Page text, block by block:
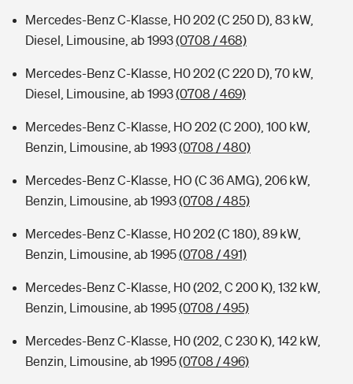
Mercedes-Benz C-Klasse, H0 202 (C 250 D), 83 kW,
Diesel, Limousine, ab 1993(0708 / 468)
Mercedes-Benz C-Klasse, H0 202 (C 220 D), 70 kW,
Diesel, Limousine, ab 1993(0708 / 469)
Mercedes-Benz C-Klasse, HO 202 (C 200), 100 kW,
Benzin, Limousine, ab 1993(0708 / 480)
Mercedes-Benz C-Klasse, HO (C 36 AMG), 206 kW,
Benzin, Limousine, ab 1993(0708 / 485)
Mercedes-Benz C-Klasse, H0 202 (C 180), 89 kW,
Benzin, Limousine, ab 1995(0708 / 491)
Mercedes-Benz C-Klasse, H0 (202, C 200 K), 132 kW,
Benzin, Limousine, ab 1995(0708 / 495)
Mercedes-Benz C-Klasse, H0 (202, C 230 K), 142 kW,
Benzin, Limousine, ab 1995(0708 / 496)